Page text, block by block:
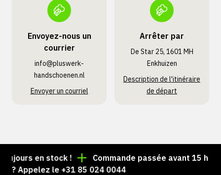
Envoyez-nous un
courrier
info@pluswerk­
handschoenen.nl
Envoyer un courriel
Arrêter par
De Star 25, 1601 MH
Enkhuizen
Description de l'itinéraire
de départ
en stock !
Commande passée avant 15 h =
le +31 85 024 0044